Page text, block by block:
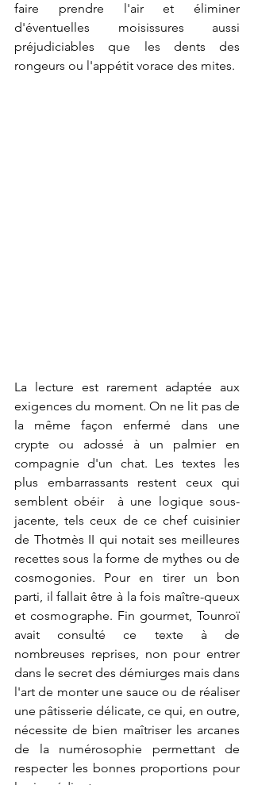
faire prendre l'air et éliminer
d'éventuelles moisissures aussi
préjudiciables que les dents des
rongeurs ou l'appétit vorace des mites.
La lecture est rarement adaptée aux
exigences du moment. On ne lit pas de
la même façon enfermé dans une
crypte ou adossé à un palmier en
compagnie d'un chat. Les textes les
plus embarrassants restent ceux qui
semblent obéir  à une logique sous-
jacente, tels ceux de ce chef cuisinier
de Thotmès II qui notait ses meilleures
recettes sous la forme de mythes ou de
cosmogonies. Pour en tirer un bon
parti, il fallait être à la fois maître-queux
et cosmographe. Fin gourmet, Tounroï
avait consulté ce texte à de
nombreuses reprises, non pour entrer
dans le secret des démiurges mais dans
l'art de monter une sauce ou de réaliser
une pâtisserie délicate, ce qui, en outre,
nécessite de bien maîtriser les arcanes
de la numérosophie permettant de
respecter les bonnes proportions pour